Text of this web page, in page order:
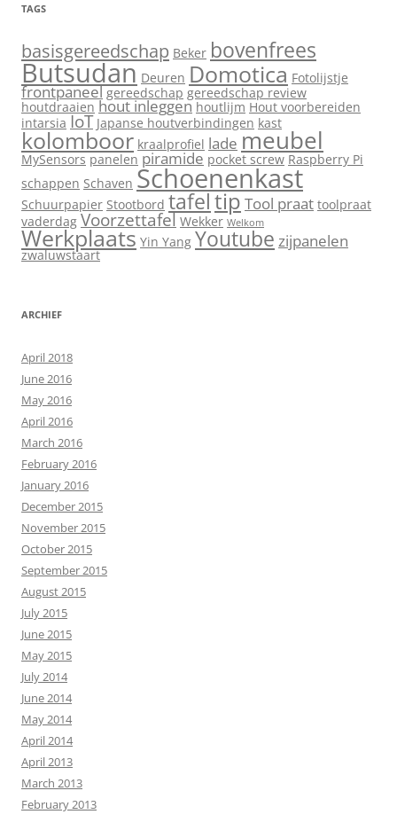
TAGS
basisgereedschap Beker bovenfrees
Butsudan Deuren Domotica Fotolijstje
frontpaneel gereedschap gereedschap review
houtdraaien hout inleggen houtlijm Hout voorbereiden
intarsia IoT Japanse houtverbindingen kast
kolomboor kraalprofiel lade meubel
MySensors panelen piramide pocket screw Raspberry Pi
schappen Schaven Schoenenkast
Schuurpapier Stootbord tafeltipTool praat toolpraat
vaderdag Voorzettafel Wekker Welkom
Werkplaats Yin Yang Youtube zijpanelen
zwaluwstaart
ARCHIEF
April 2018
June 2016
May 2016
April 2016
March 2016
February 2016
January 2016
December 2015
November 2015
October 2015
September 2015
August 2015
July 2015
June 2015
May 2015
July 2014
June 2014
May 2014
April 2014
April 2013
March 2013
February 2013